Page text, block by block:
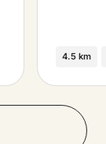
4.5 km